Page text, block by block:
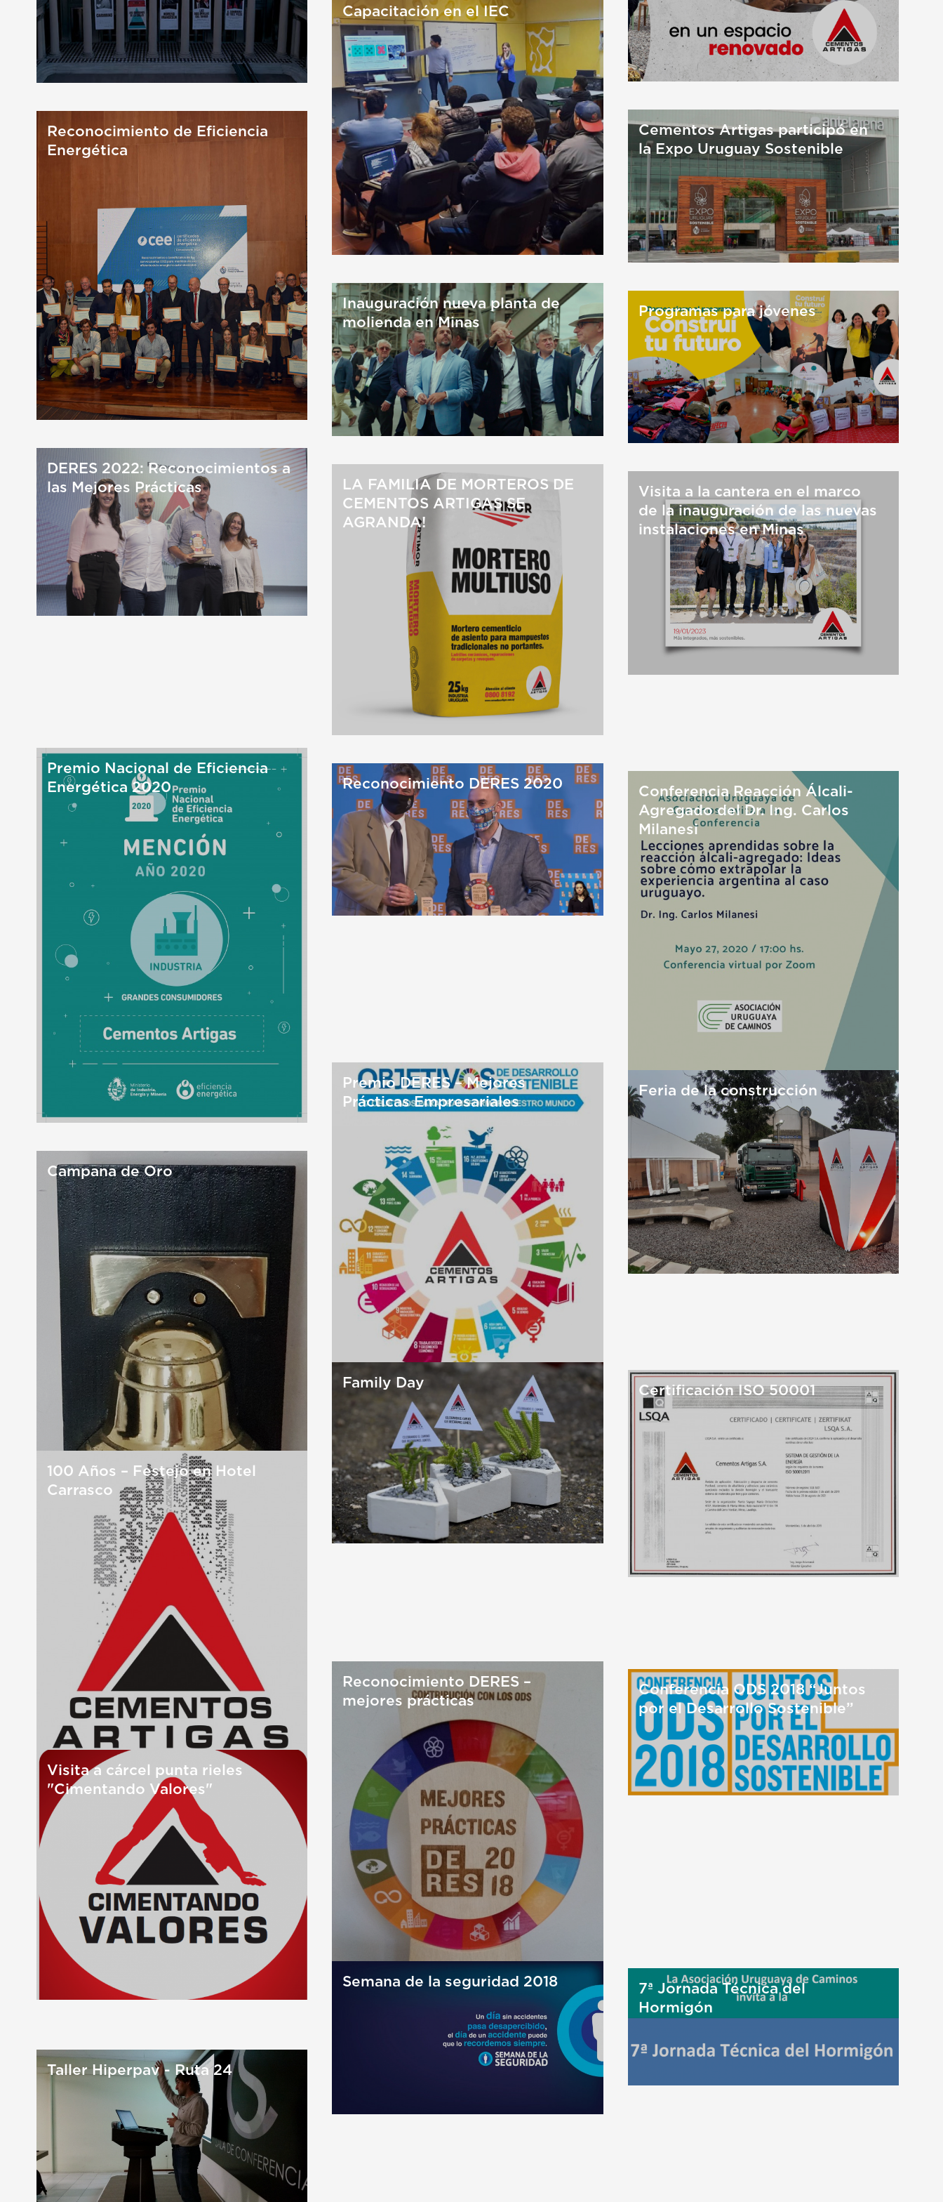
Capacitación en el IEC
Cementos Artigas participó en
la Expo Uruguay Sostenible
Reconocimiento de Eficiencia
Energética
Inauguración nueva planta de
molienda en Minas
Programas para jóvenes
DERES 2022: Reconocimientos a
las Mejores Prácticas
LA FAMILIA DE MORTEROS DE
CEMENTOS ARTIGAS SE
AGRANDA!
Visita a la cantera en el marco
de la inauguración de las nuevas
instalaciones en Minas
Premio Nacional de Eficiencia
Energética 2020
Reconocimiento DERES 2020
Conferencia Reacción Álcali-
Agregado del Dr. Ing. Carlos
Milanesi
Premio DERES – Mejores
Prácticas Empresariales
Feria de la construcción
Campana de Oro
Family Day Certificación ISO 50001
100 Años – Festejo en Hotel
Carrasco
Reconocimiento DERES –
mejores prácticas
Conferencia ODS 2018 “Juntos
por el Desarrollo Sostenible”
Visita a cárcel punta rieles
"Cimentando Valores"
Semana de la seguridad 2018
7ª Jornada Técnica del
Hormigón
Taller Hiperpav - Ruta 24